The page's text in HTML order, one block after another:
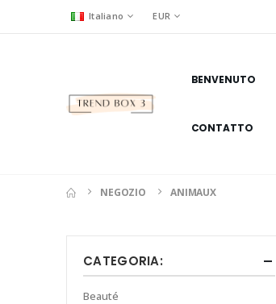
Italiano EUR
BENVENUTO
CONTATTO
NEGOZIO ANIMAUX
CATEGORIA:
Beauté